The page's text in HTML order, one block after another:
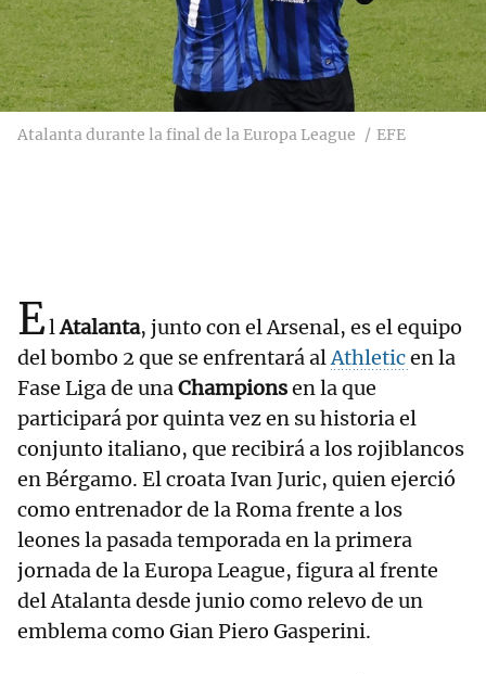
Atalanta durante la final de la Europa League EFE
ElAtalanta, junto con el Arsenal, es el equipo
del bombo 2 que se enfrentará alAthleticen la
Fase Liga de unaChampionsen la que
participará por quinta vez en su historia el
conjunto italiano, que recibirá a los rojiblancos
en Bérgamo. El croata Ivan Juric, quien ejerció
como entrenador de la Roma frente a los
leones la pasada temporada en la primera
jornada de la Europa League, figura al frente
del Atalanta desde junio como relevo de un
emblema como Gian Piero Gasperini.